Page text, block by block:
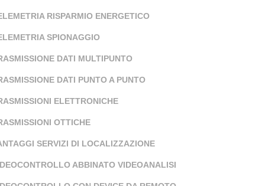
RISPARMIO ENERGETICO
SPIONAGGIO
DATI MULTIPUNTO
DATI PUNTO A PUNTO
ELETTRONICHE
OTTICHE
SERVIZI DI LOCALIZZAZIONE
ABBINATO VIDEOANALISI